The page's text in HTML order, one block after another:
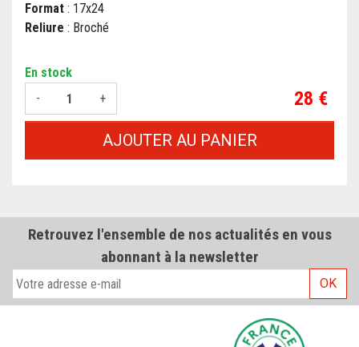
Format : 17x24
Reliure : Broché
En stock
-
+ Prix
28 €
AJOUTER AU PANIER
Retrouvez l'ensemble de nos actualités en vous
abonnant à la newsletter
OK